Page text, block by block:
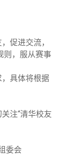
促进交流，
则，服从赛事
具体将根据
注“清华校友
委会